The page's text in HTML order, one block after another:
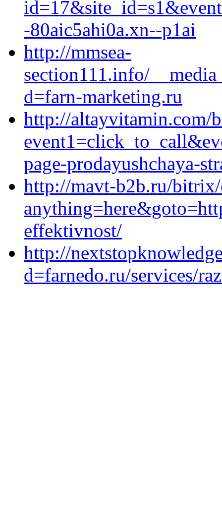
-80aic5ahi0a.xn--p1ai
http://mmsea-
section111.info/
d=farn-marketing.ru
http://altayvitamin.com/
page-prodayushchaya-
http://mavt-b2b.ru/
effektivnost/
http://
d=farnedo.ru/services/